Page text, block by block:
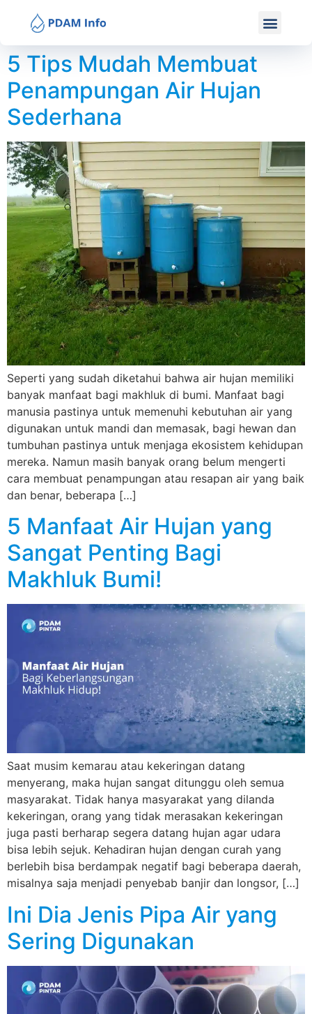
5 Tips Mudah Membuat
Penampungan Air Hujan
Sederhana
Seperti yang sudah diketahui bahwa air hujan memiliki
banyak manfaat bagi makhluk di bumi. Manfaat bagi
manusia pastinya untuk memenuhi kebutuhan air yang
digunakan untuk mandi dan memasak, bagi hewan dan
tumbuhan pastinya untuk menjaga ekosistem kehidupan
mereka. Namun masih banyak orang belum mengerti
cara membuat penampungan atau resapan air yang baik
dan benar, beberapa […]
5 Manfaat Air Hujan yang
Sangat Penting Bagi
Makhluk Bumi!
Saat musim kemarau atau kekeringan datang
menyerang, maka hujan sangat ditunggu oleh semua
masyarakat. Tidak hanya masyarakat yang dilanda
kekeringan, orang yang tidak merasakan kekeringan
juga pasti berharap segera datang hujan agar udara
bisa lebih sejuk. Kehadiran hujan dengan curah yang
berlebih bisa berdampak negatif bagi beberapa daerah,
misalnya saja menjadi penyebab banjir dan longsor, […]
Ini Dia Jenis Pipa Air yang
Sering Digunakan